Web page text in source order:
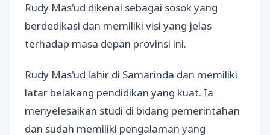
Rudy Mas'ud dikenal sebagai sosok yang
berdedikasi dan memiliki visi yang jelas
terhadap masa depan provinsi ini.
Rudy Mas'ud lahir di Samarinda dan memiliki
latar belakang pendidikan yang kuat. Ia
menyelesaikan studi di bidang pemerintahan
dan sudah memiliki pengalaman yang